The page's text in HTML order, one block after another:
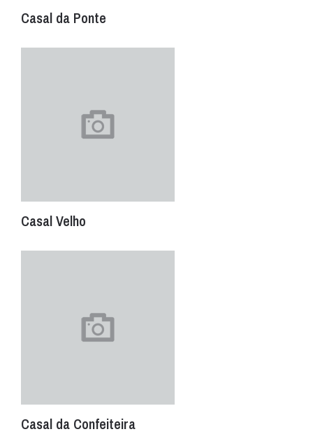
Casal da Ponte
Casal Velho
Casal da Confeiteira